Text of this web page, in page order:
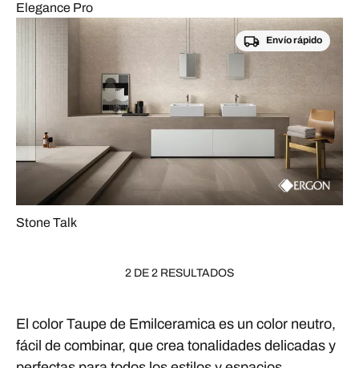
Elegance Pro
Envío rápido
Stone Talk
2 DE 2 RESULTADOS
El color Taupe de Emilceramica es un color neutro,
fácil de combinar, que crea tonalidades delicadas y